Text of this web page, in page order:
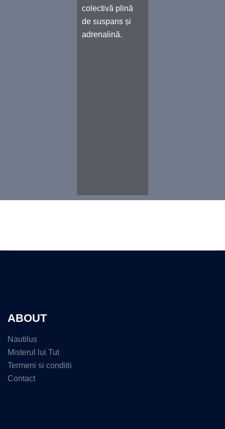
colectivă plină
de suspans și
adrenalină.
ABOUT
Nautilus
Misterul lui Tut
Termeni si conditii
Contact